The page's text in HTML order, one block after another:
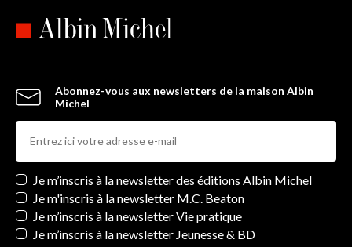
Abonnez-vous aux newsletters de la maison Albin
Michel
Newsletters
Je m’inscris à la newsletter des éditions Albin Michel
Je m'inscris à la newsletter M.C. Beaton
Je m’inscris à la newsletter Vie pratique
Je m’inscris à la newsletter Jeunesse & BD